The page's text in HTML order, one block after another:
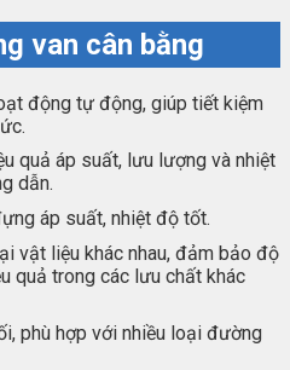
van cân bằng
động tự động, giúp tiết kiệm
quả áp suất, lưu lượng và nhiệt
dẫn.
áp suất, nhiệt độ tốt.
vật liệu khác nhau, đảm bảo độ
quả trong các lưu chất khác
phù hợp với nhiều loại đường